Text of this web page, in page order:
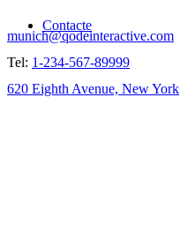
Contacte
munich@qodeinteractive.com
Tel: 1-234-567-89999
620 Eighth Avenue, New York